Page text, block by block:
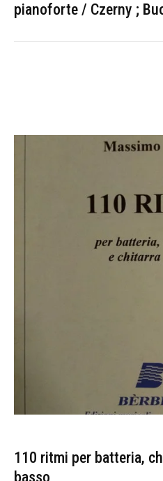
pianoforte / Czerny ;
110 ritmi per batteria,
basso